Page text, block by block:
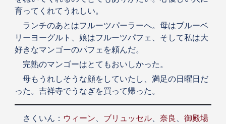
育ってくれてうれしい。
ランチのあとはフルーツパーラーへ。母はブルーベ
リーヨーグルト、娘はフルーツパフェ、そして私は大
好きなマンゴーのパフェを頼んだ。
完熟のマンゴーはとてもおいしかった。
母もうれしそうな顔をしていたし、満足の日曜日だ
った。吉祥寺でうなぎを買って帰った。
さくいん： ウィーン ブリュッセル、 奈良 御殿場